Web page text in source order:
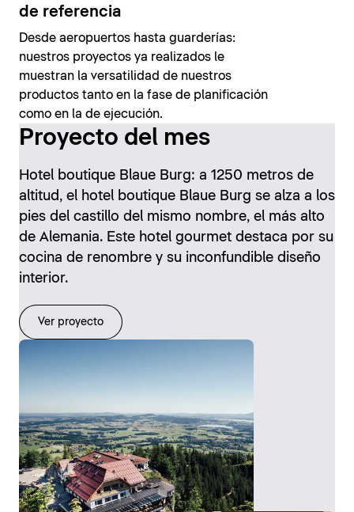
de referencia
Desde aeropuertos hasta guarderías:
nuestros proyectos ya realizados le
muestran la versatilidad de nuestros
productos tanto en la fase de planificación
como en la de ejecución.
Proyecto del mes
Hotel boutique Blaue Burg: a 1250 metros de
altitud, el hotel boutique Blaue Burg se alza a los
pies del castillo del mismo nombre, el más alto
de Alemania. Este hotel gourmet destaca por su
cocina de renombre y su inconfundible diseño
interior.
Ver proyecto